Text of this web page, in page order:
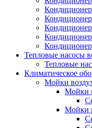
Тепловые насосы
Тепловые
Климатическое
Мойки
Мойки
Мойки